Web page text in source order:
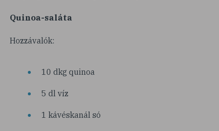
Quinoa-saláta
Hozzávalók:
10 dkg quinoa
5 dl víz
1 kávéskanál só